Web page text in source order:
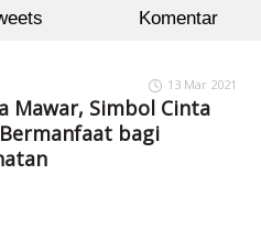
Komentar
13 Mar 2021
Mawar, Simbol Cinta
bagi